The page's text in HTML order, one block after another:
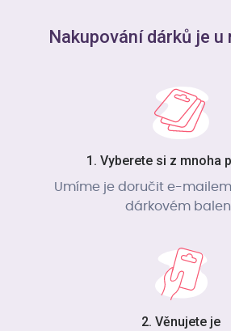
Nakupování dárků je u
1. Vyberete si z mnoha
Umíme je doručit e-
dárkovém
2. Věnujete je